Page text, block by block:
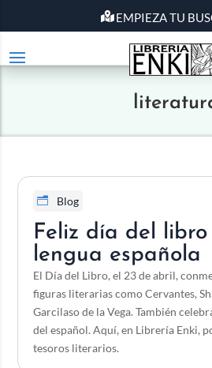
EMPIEZA TU
Feliz día del
lengua española
Blog
El Día del Libro, el 23 de abril,
figuras literarias como Cervantes,
Garcilaso de la Vega. También
del español. Aquí, en Librería Enki,
tesoros literarios.